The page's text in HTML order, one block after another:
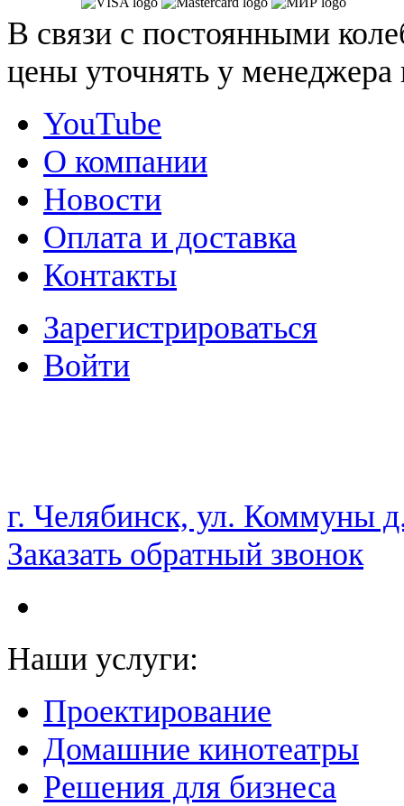
В связи с постоянными
цены уточнять у
YouTube
О компании
Новости
Оплата и доставка
Контакты
Зарегистрироваться
Войти
НАМ ДОВЕРЯЮТ С 2003 ГОДА
г. Челябинск, ул. Коммуны
Заказать обратный звонок
Наши услуги:
Проектирование
Домашние кинотеатры
Решения для бизнеса